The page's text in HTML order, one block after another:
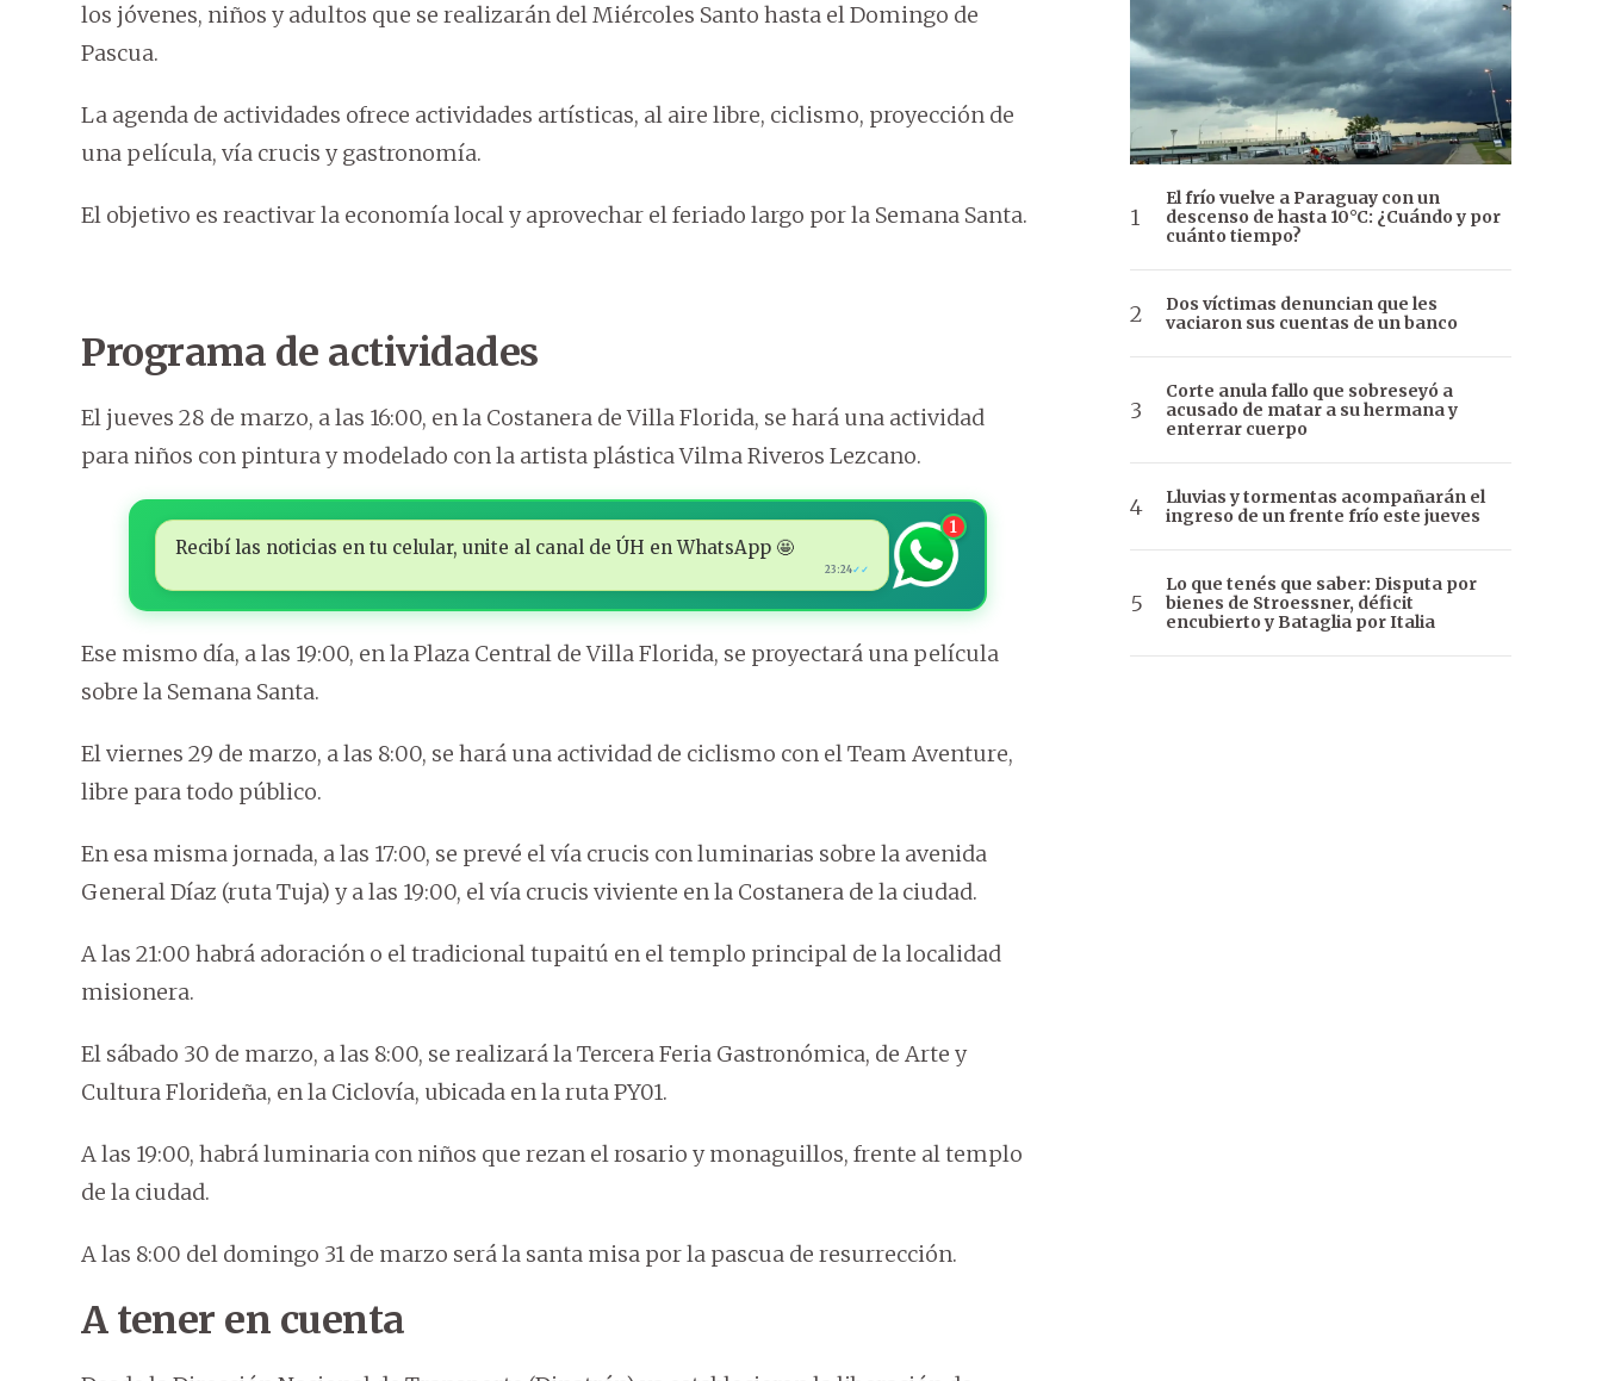
los jóvenes, niños y adultos que se realizarán del Miércoles Santo hasta el Domingo de
Pascua.
La agenda de actividades ofrece actividades artísticas, al aire libre, ciclismo, proyección de
una película, vía crucis y gastronomía.
El objetivo es reactivar la economía local y aprovechar el feriado largo por la Semana Santa.
Programa de actividades
El jueves 28 de marzo, a las 16:00, en la Costanera de Villa Florida, se hará una actividad
para niños con pintura y modelado con la artista plástica Vilma Riveros Lezcano.
Recibí las noticias en tu celular, unite al canal de ÚH en WhatsApp 🤩
23:24✓✓
1
Ese mismo día, a las 19:00, en la Plaza Central de Villa Florida, se proyectará una película
sobre la Semana Santa.
El viernes 29 de marzo, a las 8:00, se hará una actividad de ciclismo con el Team Aventure,
libre para todo público.
En esa misma jornada, a las 17:00, se prevé el vía crucis con luminarias sobre la avenida
General Díaz (ruta Tuja) y a las 19:00, el vía crucis viviente en la Costanera de la ciudad.
A las 21:00 habrá adoración o el tradicional tupaitú en el templo principal de la localidad
misionera.
El sábado 30 de marzo, a las 8:00, se realizará la Tercera Feria Gastronómica, de Arte y
Cultura Florideña, en la Ciclovía, ubicada en la ruta PY01.
A las 19:00, habrá luminaria con niños que rezan el rosario y monaguillos, frente al templo
de la ciudad.
A las 8:00 del domingo 31 de marzo será la santa misa por la pascua de resurrección.
A tener en cuenta
El frío vuelve a Paraguay con un
descenso de hasta 10°C: ¿Cuándo y por
cuánto tiempo?
Dos víctimas denuncian que les
vaciaron sus cuentas de un banco
Corte anula fallo que sobreseyó a
acusado de matar a su hermana y
enterrar cuerpo
Lluvias y tormentas acompañarán el
ingreso de un frente frío este jueves
Lo que tenés que saber: Disputa por
bienes de Stroessner, déficit
encubierto y Bataglia por Italia